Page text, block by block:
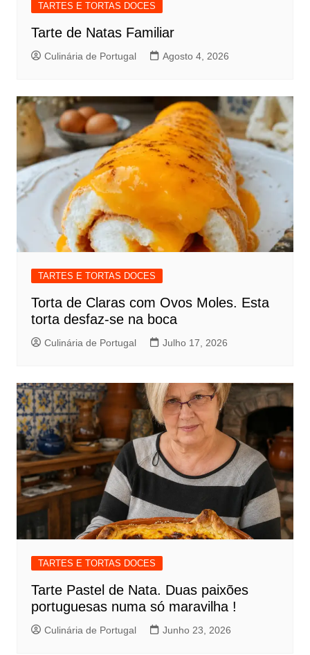
TARTES E TORTAS DOCES
Tarte de Natas Familiar
Culinária de Portugal Agosto 4, 2026
TARTES E TORTAS DOCES
Torta de Claras com Ovos Moles. Esta
torta desfaz-se na boca
Culinária de Portugal Julho 17, 2026
TARTES E TORTAS DOCES
Tarte Pastel de Nata. Duas paixões
portuguesas numa só maravilha !
Culinária de Portugal Junho 23, 2026